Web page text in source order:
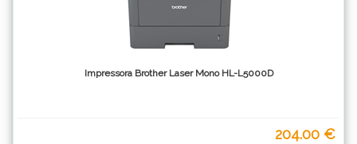
Impressora Brother Laser Mono HL-L5000D
204.00 €